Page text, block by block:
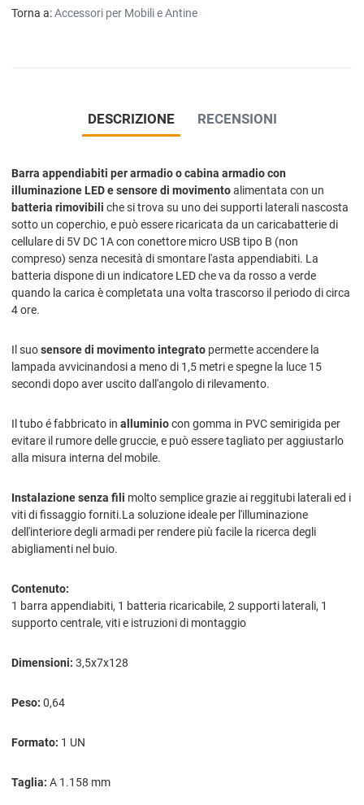
Torna a:Accessori per Mobili e Antine
DESCRIZIONE RECENSIONI
Barra appendiabiti per armadio o cabina armadio con
illuminazione LED e sensore di movimentoalimentata con un
batteria rimovibili che si trova su uno dei supporti laterali nascosta
sotto un coperchio, e può essere ricaricata da un caricabatterie di
cellulare di 5V DC 1A con conettore micro USB tipo B (non
compreso) senza necesità di smontare l'asta appendiabiti. La
batteria dispone di un indicatore LED che va da rosso a verde
quando la carica è completata una volta trascorso il periodo di circa
4 ore.
Il suosensore di movimento integrato permette accendere la
lampada avvicinandosi a meno di 1,5 metri e spegne la luce 15
secondi dopo aver uscito dall'angolo di rilevamento.
Il tubo é fabbricato in alluminiocon gomma in PVC semirigida per
evitare il rumore delle gruccie, e può essere tagliato per aggiustarlo
alla misura interna del mobile.
Instalazione senza fili molto semplice grazie ai reggitubi laterali ed i
viti di fissaggio forniti.La soluzione ideale per l'illuminazione
dell'interiore degli armadi per rendere più facile la ricerca degli
abigliamenti nel buio.
Contenuto:
1 barra appendiabiti, 1 batteria ricaricabile, 2 supporti laterali, 1
supporto centrale, viti e istruzioni di montaggio
Dimensioni: 3,5x7x128
Peso: 0,64
Formato: 1 UN
Taglia: A 1.158 mm